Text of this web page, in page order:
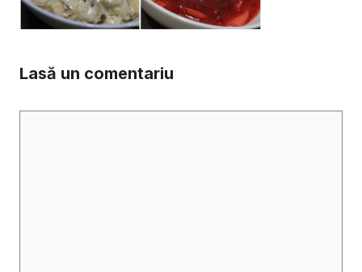
Lasă un comentariu